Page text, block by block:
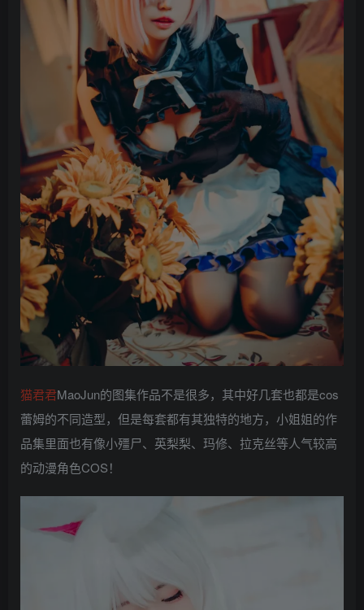
猫君君MaoJun的图集作品不是很多，其中好几套也都是cos
蕾姆的不同造型，但是每套都有其独特的地方，小姐姐的作
品集里面也有像小殭尸、英梨梨、玛修、拉克丝等人气较高
的动漫角色COS！